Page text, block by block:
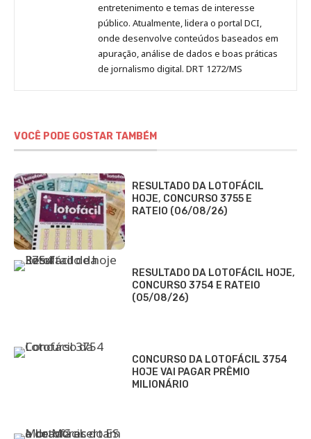
entretenimento e temas de interesse
público. Atualmente, lidera o portal DCI,
onde desenvolve conteúdos baseados em
apuração, análise de dados e boas práticas
de jornalismo digital. DRT 1272/MS
VOCÊ PODE GOSTAR TAMBÉM
RESULTADO DA LOTOFÁCIL
HOJE, CONCURSO 3755 E
RATEIO (06/08/26)
RESULTADO DA LOTOFÁCIL HOJE,
CONCURSO 3754 E RATEIO
(05/08/26)
CONCURSO DA LOTOFÁCIL 3754
HOJE VAI PAGAR PRÊMIO
MILIONÁRIO